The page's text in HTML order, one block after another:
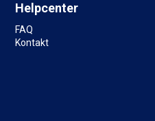
Helpcenter
FAQ
Kontakt